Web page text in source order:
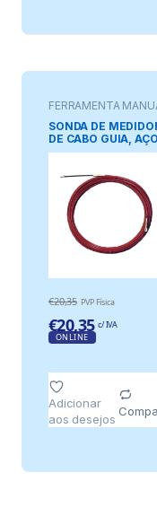
FERRAMENTA
SONDA DE
DE CABO GUIA, AÇO
COM BAINHA
3,9 mm
€20,35 PVP Física
€20,35 c/ IVA
ONLINE
Adicionar
aos desejos